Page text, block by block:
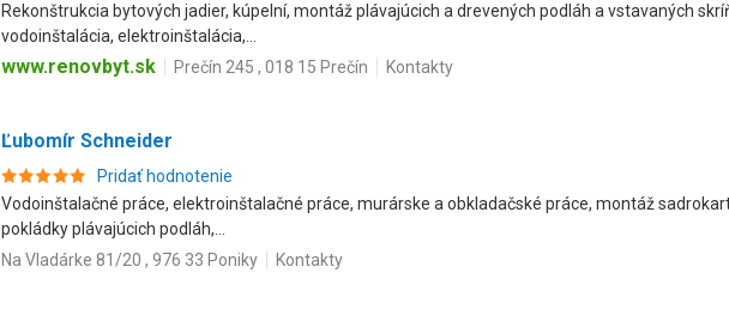
Rekonštrukcia bytových jadier, kúpelní, montáž plávajúcich a drevených podláh a vstavaných
vodoinštalácia, elektroinštalácia,...
www.renovbyt.sk Prečín 245 , 018 15 Prečín Kontakty
Ľubomír Schneider
Pridať hodnotenie
Vodoinštalačné práce, elektroinštalačné práce, murárske a obkladačské práce, montáž
pokládky plávajúcich podláh,...
Na Vladárke 81/20 , 976 33 Poniky
Kontakty